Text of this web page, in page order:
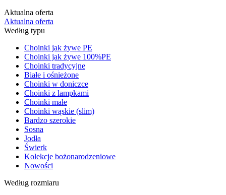
Aktualna oferta
Aktualna oferta
Według typu
Choinki jak żywe PE
Choinki jak żywe 100%PE
Choinki tradycyjne
Białe i ośnieżone
Choinki w doniczce
Choinki z lampkami
Choinki małe
Choinki wąskie (slim)
Bardzo szerokie
Sosna
Jodła
Świerk
Kolekcje bożonarodzeniowe
Nowości
Według rozmiaru